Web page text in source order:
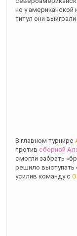
но у
титул они
В главном турнире
против сборной
смогли забрать
решило выступать
усилив команду с